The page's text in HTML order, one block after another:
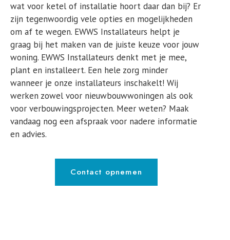
wat voor ketel of installatie hoort daar dan bij? Er
zijn tegenwoordig vele opties en mogelijkheden
om af te wegen. EWWS Installateurs helpt je
graag bij het maken van de juiste keuze voor jouw
woning. EWWS Installateurs denkt met je mee,
plant en installeert. Een hele zorg minder
wanneer je onze installateurs inschakelt! Wij
werken zowel voor nieuwbouwwoningen als ook
voor verbouwingsprojecten. Meer weten? Maak
vandaag nog een afspraak voor nadere informatie
en advies.
Contact opnemen